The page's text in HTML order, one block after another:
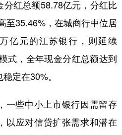
分红总额58.78亿元，分红比
至35.46%，在城商行中位居
亿元的江苏银行，则延续
式，全年现金分红总额达到
定在30%。
些中小上市银行因需留存
以应对信贷扩张需求和潜在